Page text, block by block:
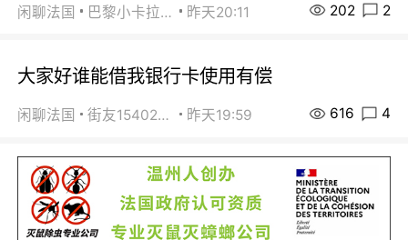
闲聊法国 巴黎小卡拉咪 昨天20:11 202 2
大家好谁能借我银行卡使用有偿
闲聊法国 街友15402223 昨天19:59 616 4